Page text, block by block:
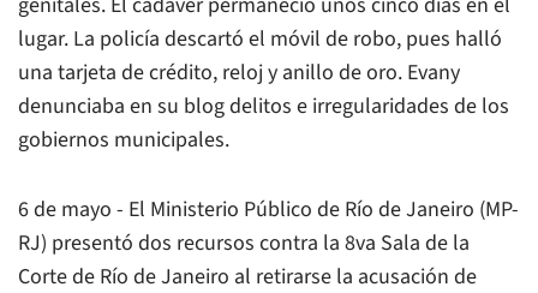
lugar. La policía descartó el móvil de robo, pues halló
una tarjeta de crédito, reloj y anillo de oro. Evany
denunciaba en su blog delitos e irregularidades de los
gobiernos municipales.
6 de mayo - El Ministerio Público de Río de Janeiro (MP-
RJ) presentó dos recursos contra la 8va Sala de la
Corte de Río de Janeiro al retirarse la acusación de